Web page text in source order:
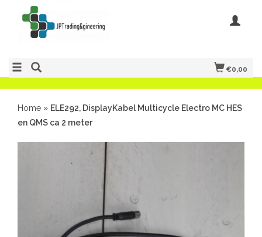
€0,00
Home » ELE292, DisplayKabel Multicycle Electro MC HES
en QMS ca 2 meter